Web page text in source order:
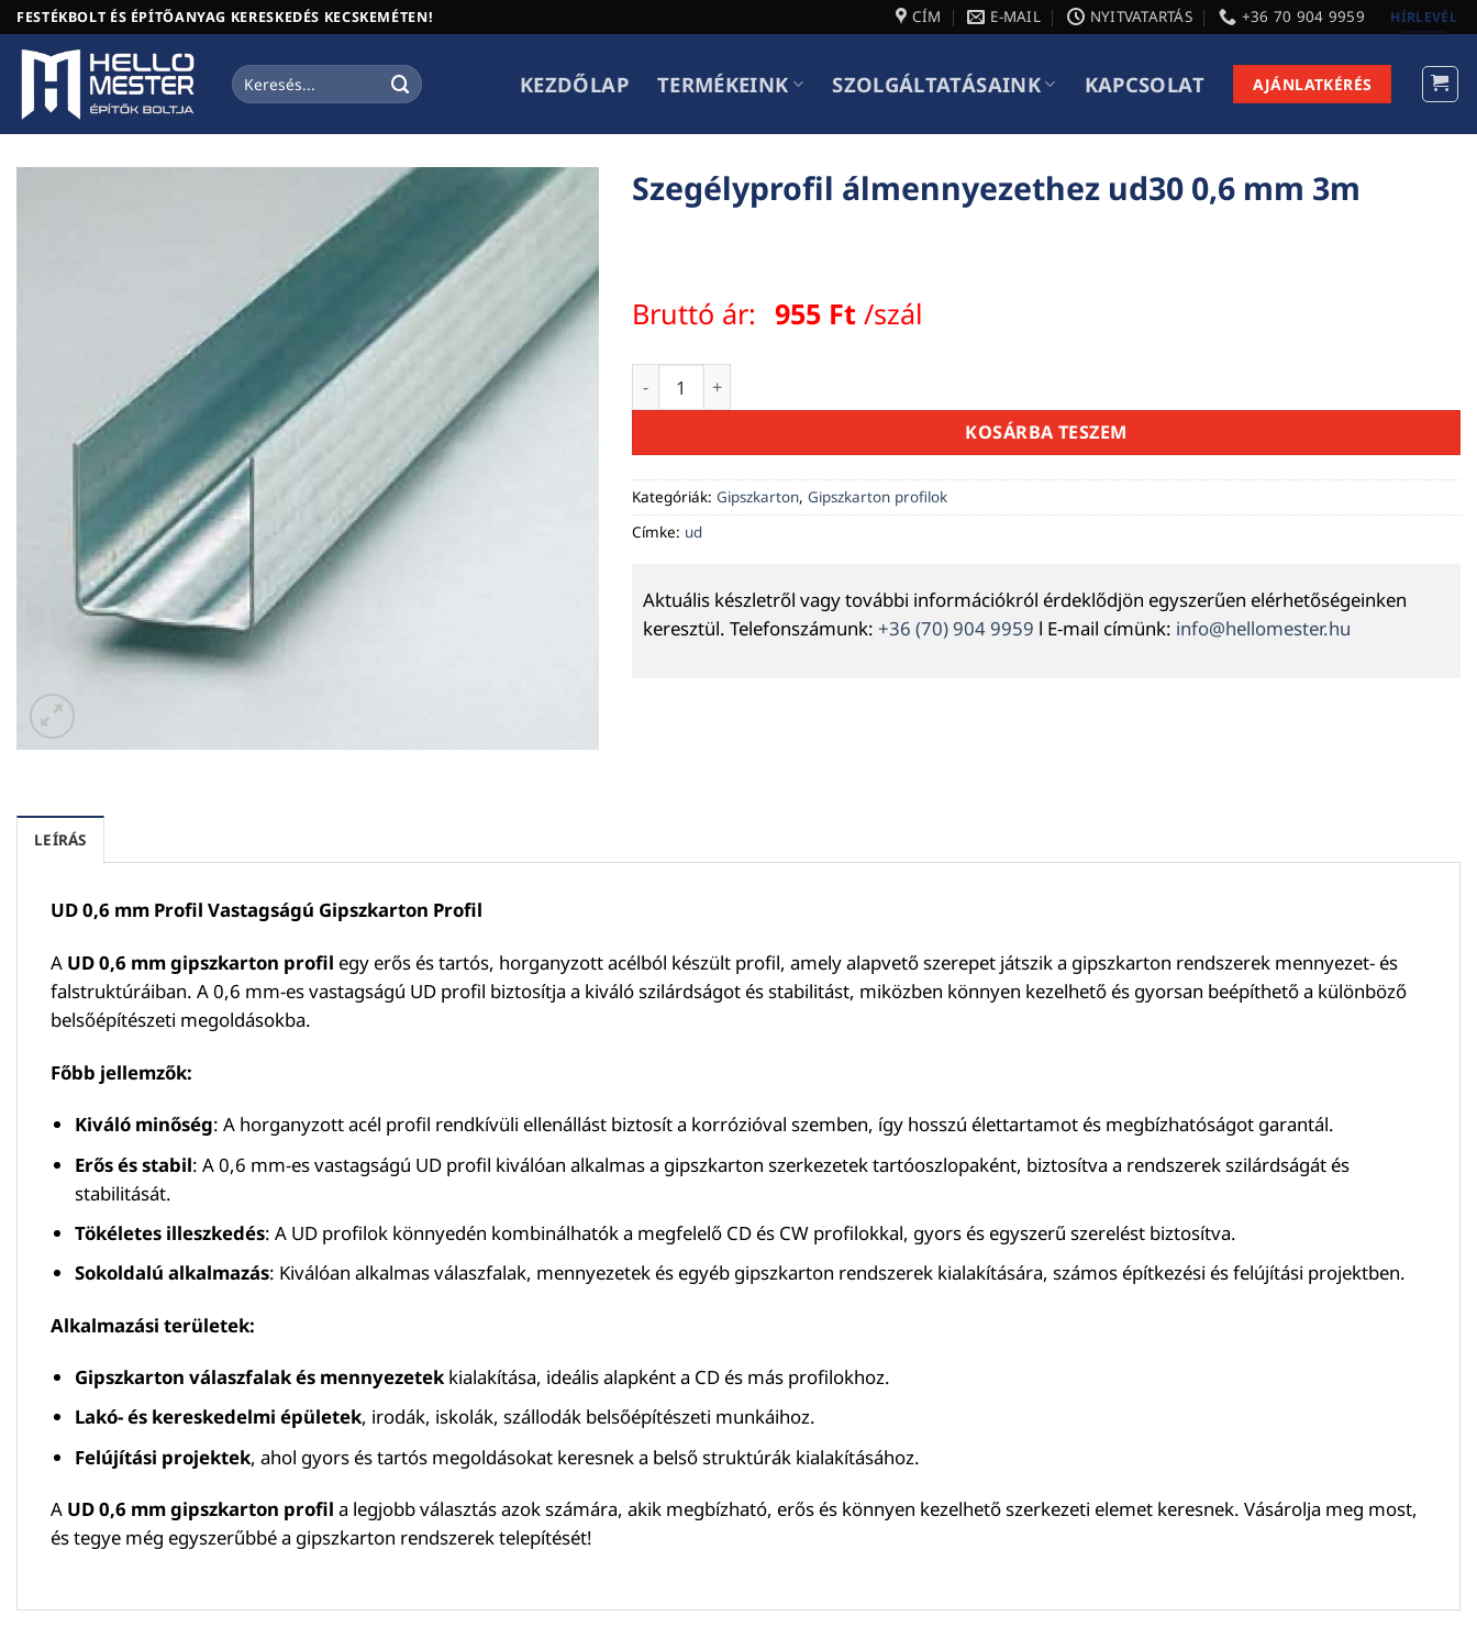
Skip
to
content
FESTÉKBOLT ÉS ÉPÍTŐANYAG KERESKEDÉS KECSKEMÉTEN! CÍM E-MAIL NYITVATARTÁS +36 70 904 9959 HÍRLEVÉL
Keresés
a
KEZDŐLAP TERMÉKEINK SZOLGÁLTATÁSAINK KAPCSOLAT AJÁNLATKÉRÉS
Szegélyprofil álmennyezethez ud30 0,6 mm 3m
Bruttó ár: 955 Ft /szál
Szegélyprofil álmennyezethez ud30 0,6 mm 3m mennyiség
KOSÁRBA TESZEM
Kategóriák: Gipszkarton, Gipszkarton profilok
Címke: ud
Aktuális készletről vagy további információkról érdeklődjön egyszerűen elérhetőségeinken
keresztül. Telefonszámunk: +36 (70) 904 9959 l E-mail címünk: info@hellomester.hu
LEÍRÁS
UD 0,6 mm Profil Vastagságú Gipszkarton Profil
A UD 0,6 mm gipszkarton profil egy erős és tartós, horganyzott acélból készült profil, amely alapvető szerepet játszik a gipszkarton rendszerek mennyezet- és
falstruktúráiban. A 0,6 mm-es vastagságú UD profil biztosítja a kiváló szilárdságot és stabilitást, miközben könnyen kezelhető és gyorsan beépíthető a különböző
belsőépítészeti megoldásokba.
Főbb jellemzők:
Kiváló minőség: A horganyzott acél profil rendkívüli ellenállást biztosít a korrózióval szemben, így hosszú élettartamot és megbízhatóságot garantál.
Erős és stabil: A 0,6 mm-es vastagságú UD profil kiválóan alkalmas a gipszkarton szerkezetek tartóoszlopaként, biztosítva a rendszerek szilárdságát és
stabilitását.
Tökéletes illeszkedés: A UD profilok könnyedén kombinálhatók a megfelelő CD és CW profilokkal, gyors és egyszerű szerelést biztosítva.
Sokoldalú alkalmazás: Kiválóan alkalmas válaszfalak, mennyezetek és egyéb gipszkarton rendszerek kialakítására, számos építkezési és felújítási projektben.
Alkalmazási területek:
Gipszkarton válaszfalak és mennyezetekkialakítása, ideális alapként a CD és más profilokhoz.
Lakó- és kereskedelmi épületek, irodák, iskolák, szállodák belsőépítészeti munkáihoz.
Felújítási projektek, ahol gyors és tartós megoldásokat keresnek a belső struktúrák kialakításához.
A UD 0,6 mm gipszkarton profil a legjobb választás azok számára, akik megbízható, erős és könnyen kezelhető szerkezeti elemet keresnek. Vásárolja meg most,
és tegye még egyszerűbbé a gipszkarton rendszerek telepítését!